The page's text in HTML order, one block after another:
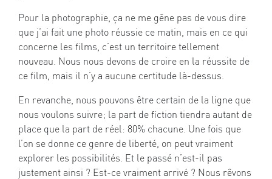
Pour la photographie, ça ne me gêne pas de vous dire
que j’ai fait une photo réussie ce matin, mais en ce qui
concerne les films, c’est un territoire tellement
nouveau. Nous nous devons de croire en la réussite de
ce film, mais il n’y a aucune certitude là-dessus.
En revanche, nous pouvons être certain de la ligne que
nous voulons suivre; la part de fiction tiendra autant de
place que la part de réel: 80% chacune. Une fois que
l’on se donne ce genre de liberté, on peut vraiment
explorer les possibilités. Et le passé n’est-il pas
justement ainsi ? Est-ce vraiment arrivé ? Nous rêvons